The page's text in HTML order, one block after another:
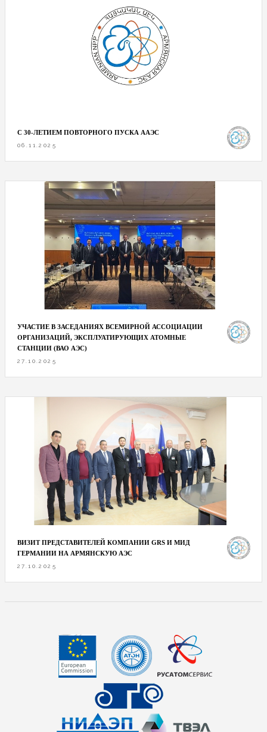
С 30-ЛЕТИЕМ ПОВТОРНОГО ПУСКА ААЭС
06.11.2025
УЧАСТИЕ В ЗАСЕДАНИЯХ ВСЕМИРНОЙ АССОЦИАЦИИ
ОРГАНИЗАЦИЙ, ЭКСПЛУАТИРУЮЩИХ АТОМНЫЕ
СТАНЦИИ (ВАО АЭС)
27.10.2025
ВИЗИТ ПРЕДСТАВИТЕЛЕЙ КОМПАНИИ GRS И МИД
ГЕРМАНИИ НА АРМЯНСКУЮ АЭС
27.10.2025